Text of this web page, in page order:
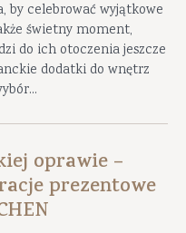
by celebrować wyjątkowe
świetny moment,
do ich otoczenia jeszcze
dodatki do wnętrz
oprawie –
prezentowe